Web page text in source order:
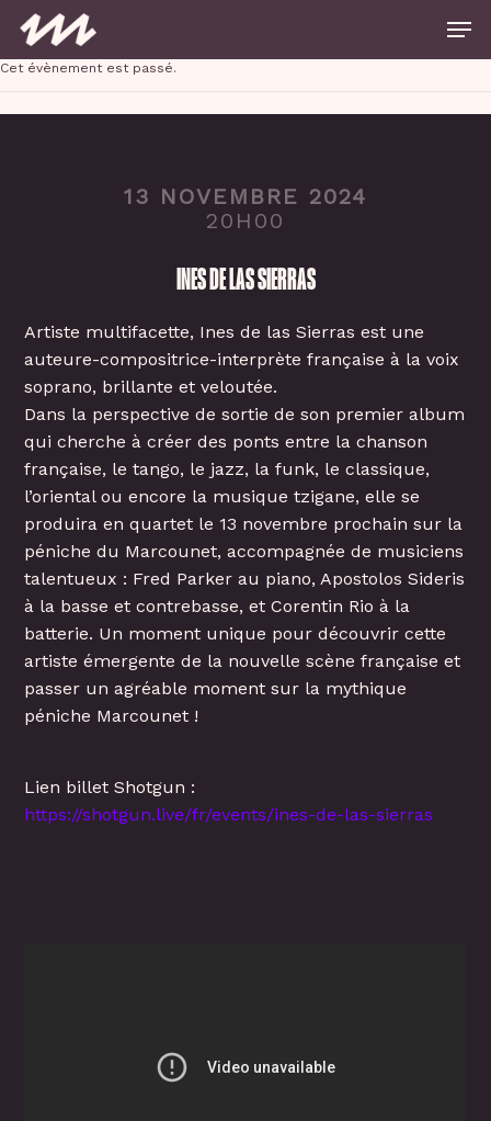
main
content
Cet évènement est passé.
13 NOVEMBRE 2024
20H00
INES DE LAS SIERRAS
Artiste multifacette, Ines de las Sierras est une
auteure-compositrice-interprète française à la voix
soprano, brillante et veloutée.
Dans la perspective de sortie de son premier album
qui cherche à créer des ponts entre la chanson
française, le tango, le jazz, la funk, le classique,
l’oriental ou encore la musique tzigane, elle se
produira en quartet le 13 novembre prochain sur la
péniche du Marcounet, accompagnée de musiciens
talentueux : Fred Parker au piano, Apostolos Sideris
à la basse et contrebasse, et Corentin Rio à la
batterie. Un moment unique pour découvrir cette
artiste émergente de la nouvelle scène française et
passer un agréable moment sur la mythique
péniche Marcounet !
Lien billet Shotgun :
https://shotgun.live/fr/events/ines-de-las-sierras
Close